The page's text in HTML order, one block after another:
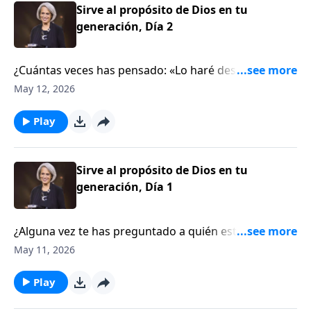
Sirve al propósito de Dios en tu
generación, Día 2
¿Cuántas veces has pensado: «Lo haré después»?
Pero, cuando se trata de servir a Dios, no podemos
sobre este tema en este edificante episodio de Aviva
Nuestros Corazones.
May 12, 2026
Play
Sirve al propósito de Dios en tu
generación, Día 1
¿Alguna vez te has preguntado a quién estás
sirviendo realmente? Porque algo es seguro: todos
un pasaje poco conocido del Antiguo Testamento
para enseñarnos lecciones sobre servir a Dios en
May 11, 2026
Play